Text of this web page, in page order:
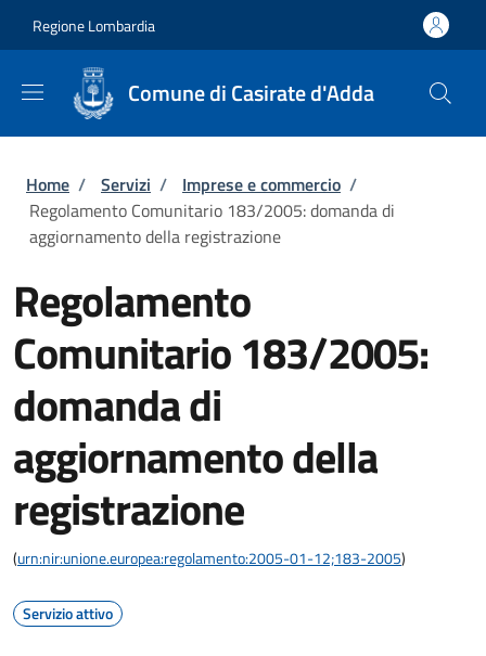
Regione Lombardia
Comune di Casirate d'Adda
Briciole di pane
Home / Servizi / Imprese e commercio /
Regolamento Comunitario 183/2005: domanda di
aggiornamento della registrazione
Regolamento
Comunitario 183/2005:
domanda di
aggiornamento della
registrazione
(urn:nir:unione.europea:regolamento:2005-01-12;183-2005)
Servizio attivo